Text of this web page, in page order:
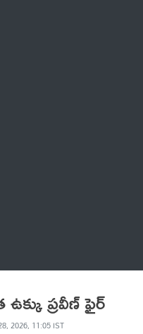
ప్రవీణ్ ఫైర్
2026, 11:05 IST